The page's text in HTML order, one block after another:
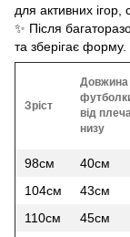
для активних
✨ Після
та зберігає форму.
Зріст
Довжина
від
низу
98см 40см
104см
43см
110см
45см